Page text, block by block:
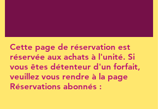
Cette page de réservation est
réservée aux achats à l'unité. Si
vous êtes détenteur d'un forfait,
veuillez vous rendre à la page
Réservations abonnés :